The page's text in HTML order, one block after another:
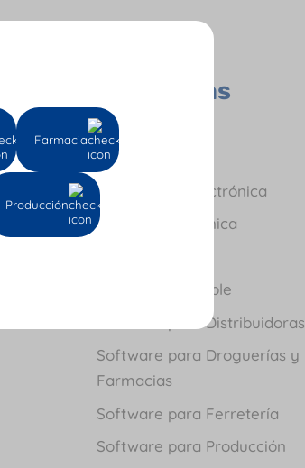
Categorías
Contador
Empresas
Facturación Electrónica
Nómina Electrónica
Software Contable
Software para Distribuidoras
Software para Droguerías y
Farmacias
Software para Ferretería
Software para Producción
Farmacia
Producción